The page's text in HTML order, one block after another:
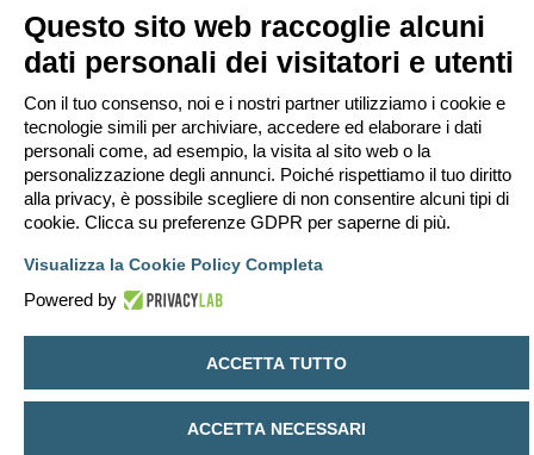
Questo sito web raccoglie alcuni
dati personali dei visitatori e utenti
Con il tuo consenso, noi e i nostri partner utilizziamo i cookie e
tecnologie simili per archiviare, accedere ed elaborare i dati
personali come, ad esempio, la visita al sito web o la
personalizzazione degli annunci. Poiché rispettiamo il tuo diritto
alla privacy, è possibile scegliere di non consentire alcuni tipi di
cookie. Clicca su preferenze GDPR per saperne di più.
Visualizza la Cookie Policy Completa
Powered by
ACCETTA TUTTO
ACCETTA NECESSARI